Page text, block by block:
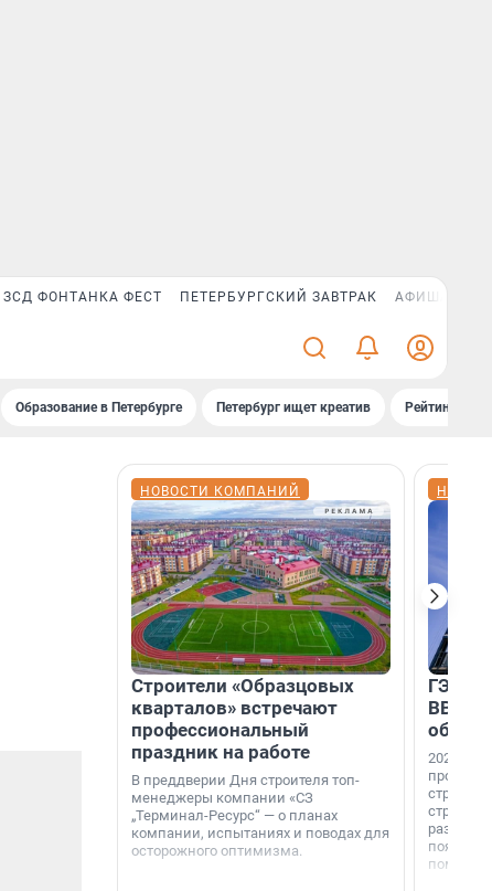
ЗСД ФОНТАНКА ФЕСТ ПЕТЕРБУРГСКИЙ ЗАВТРАК АФИША PLUS
Образование в Петербурге Петербург ищет креатив Рейтинги
НОВОСТИ КОМПАНИЙ
Строители «Образцовых
кварталов» встречают
профессиональный
праздник на работе
В преддверии Дня строителя топ-
менеджеры компании «СЗ
„Терминал-Ресурс“ — о планах
компании, испытаниях и поводах для
осторожного оптимизма.
ГЭС,
ВВП: в
об
2026-й —
раз. В